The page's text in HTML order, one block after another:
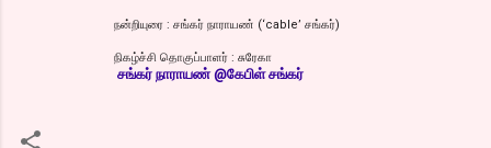
நன்றியுரை : சங்கர் நாராயண் (‘cable’ சங்கர்)
நிகழ்ச்சி தொகுப்பாளர் : சுரேகா
சங்கர் நாராயண் @கேபிள் சங்கர்